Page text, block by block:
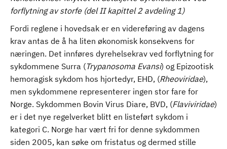
forflytning av storfe (del II kapittel 2 avdeling 1)
Fordi reglene i hovedsak er en videreføring av dagens
krav antas de å ha liten økonomisk konsekvens for
næringen. Det innføres dyrehelsekrav ved forflytning for
sykdommene Surra (Trypanosoma Evansi) og Epizootisk
hemoragisk sykdom hos hjortedyr, EHD, (Rheoviridae),
men sykdommene representerer ingen stor fare for
Norge. Sykdommen Bovin Virus Diare, BVD, (Flaviviridae)
er i det nye regelverket blitt en listeført sykdom i
kategori C. Norge har vært fri for denne sykdommen
siden 2005, kan søke om fristatus og dermed stille